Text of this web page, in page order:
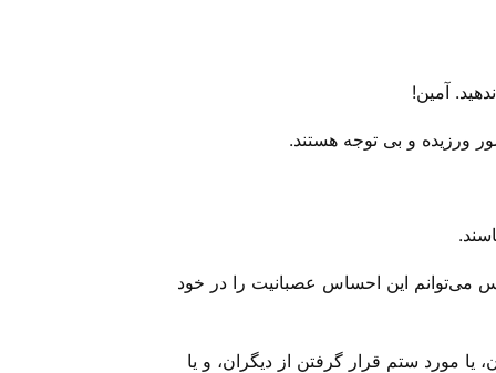
ورزیده و بی‌ توجه هستند.
می‌‌توانم این احساس عصبانیت را در خود
مورد ستم قرار گرفتن از دیگران، و یا